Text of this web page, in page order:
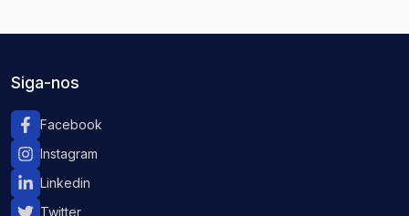
Siga-nos
Facebook
Instagram
Linkedin
Twitter